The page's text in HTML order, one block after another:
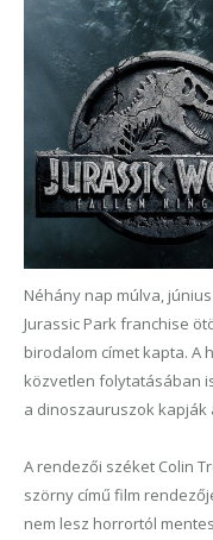
Néhány nap múlva,
Jurassic Park franchise
birodalom címet kapta. A
közvetlen folytatásában
a dinoszauruszok kapják
A rendezői széket Colin
szörny című film
nem lesz horrortól